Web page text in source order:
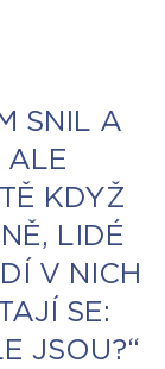
SNIL A
ALE
KDYŽ
LIDÉ
V NICH
SE:
JSOU?“